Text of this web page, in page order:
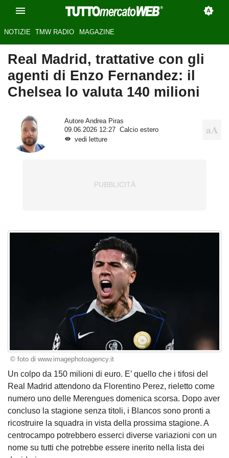
NOTIZIE TMW RADIO MAGAZINE
Real Madrid, trattative con gli
agenti di Enzo Fernandez: il
Chelsea lo valuta 140 milioni
Autore Andrea Piras
09.06.2026 12:27
Calcio estero
vedi letture
© foto di www.imagephotoagency.it
Un colpo da 150 milioni di euro. E’ quello che i tifosi del
Real Madrid attendono da Florentino Perez, rieletto come
numero uno delle Merengues domenica scorsa. Dopo aver
concluso la stagione senza titoli, i Blancos sono pronti a
ricostruire la squadra in vista della prossima stagione. A
centrocampo potrebbero esserci diverse variazioni con un
nome su tutti che potrebbe essere inerito nella lista dei